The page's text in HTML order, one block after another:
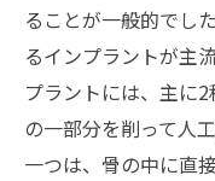
ることが一般的でし
るインプラントが主
プラントには、主に
の一部分を削って人
一つは、骨の中に直